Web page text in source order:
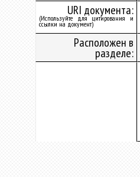
URI документа:
(Используйте для цитирования и
ссылки на документ)
Расположен в
разделе: